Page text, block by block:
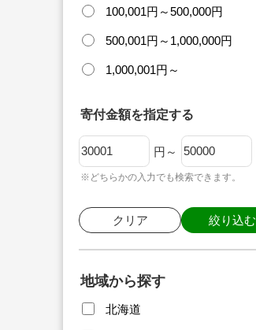
100,001円～500,000円
500,001円～1,000,000円
1,000,001円～
寄付金額を指定する
円～
※どちらかの入力でも検索できます。
クリア 絞り込む
地域から探す
北海道